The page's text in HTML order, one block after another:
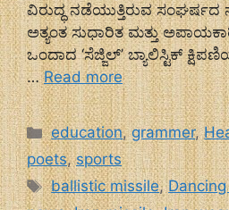
ವಿರುದ್ಧ ನಡೆಯುತ್ತಿರುವ ಸಂಘರ್ಷದ
ಅತ್ಯಂತ ಸುಧಾರಿತ ಮತ್ತು
ಒಂದಾದ ‘ಸೆಜ್ಜಿಲ್’ ಬ್ಯಾಲಿಸ್ಟಿಕ್
…Read more
Categories
education,grammer,
poets,sports
Tags
ballistic missile,